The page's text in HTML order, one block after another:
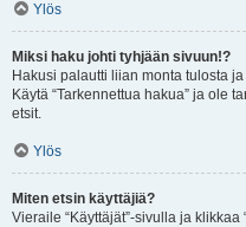
Ylös
Miksi haku johti tyhjään sivuun!?
Hakusi palautti liian monta tulosta
Käytä “Tarkennettua hakua” ja ole
etsit.
Ylös
Miten etsin käyttäjiä?
Vieraile “Käyttäjät”-sivulla ja klikkaa